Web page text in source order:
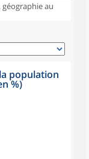
au
population
%)